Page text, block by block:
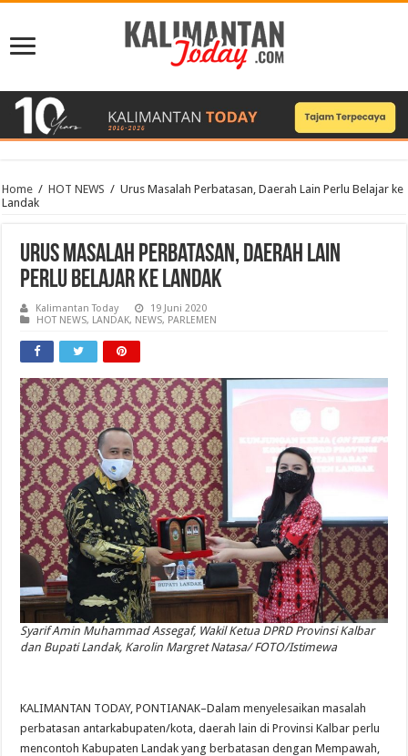
Home / HOT NEWS / Urus Masalah Perbatasan, Daerah Lain Perlu Belajar ke
Landak
Urus Masalah Perbatasan, Daerah Lain
Perlu Belajar ke Landak
Kalimantan Today
19 Juni 2020
HOT NEWS, LANDAK, NEWS, PARLEMEN
Syarif Amin Muhammad Assegaf, Wakil Ketua DPRD Provinsi Kalbar
dan Bupati Landak, Karolin Margret Natasa/ FOTO/Istimewa
KALIMANTAN TODAY, PONTIANAK–Dalam menyelesaikan masalah
perbatasan antarkabupaten/kota, daerah lain di Provinsi Kalbar perlu
mencontoh Kabupaten Landak yang berbatasan dengan Mempawah,